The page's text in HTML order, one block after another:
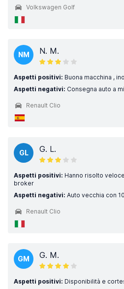
Volkswagen Golf
NM N. M.
Aspetti positivi: Buona macchina ,
Aspetti negativi: Consegna auto a
Renault Clio
GL G. L.
Aspetti positivi: Hanno risolto
broker
Aspetti negativi: Auto vecchia con
Renault Clio
GM G. M.
Aspetti positivi: Disponibilità e